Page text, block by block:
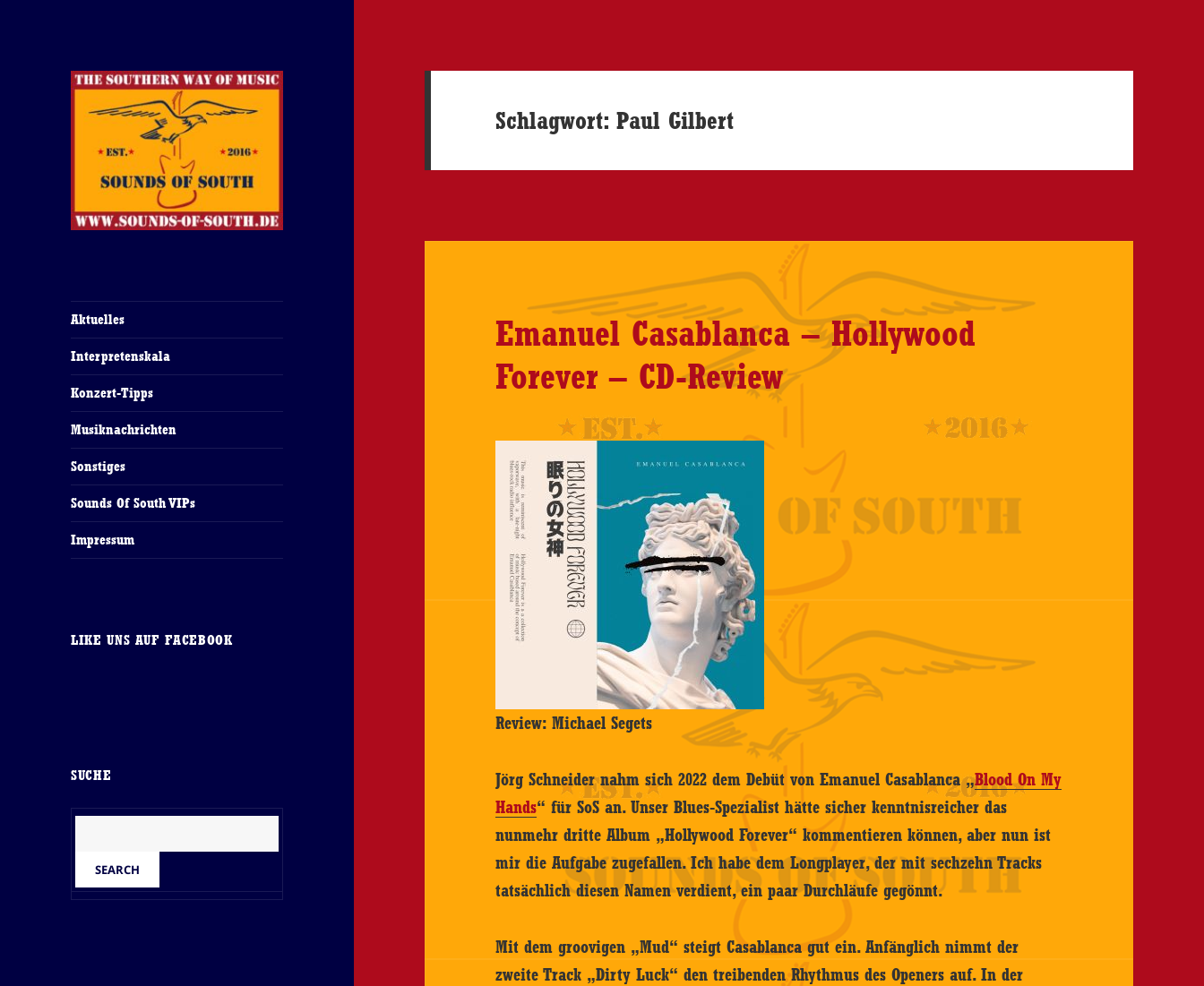
Aktuelles
Interpretenskala
Konzert-Tipps
Musiknachrichten
Sonstiges
Sounds Of South VIPs
Impressum
LIKE UNS AUF FACEBOOK
SUCHE
Schlagwort:Paul Gilbert
Emanuel Casablanca – Hollywood
Forever – CD-Review
Review: Michael Segets
Jörg Schneider nahm sich 2022 dem Debüt von Emanuel Casablanca „Blood On My
Hands“ für SoS an. Unser Blues-Spezialist hätte sicher kenntnisreicher das
nunmehr dritte Album „Hollywood Forever“ kommentieren können, aber nun ist
mir die Aufgabe zugefallen. Ich habe dem Longplayer, der mit sechzehn Tracks
tatsächlich diesen Namen verdient, ein paar Durchläufe gegönnt.
Mit dem groovigen „Mud“ steigt Casablanca gut ein. Anfänglich nimmt der
zweite Track „Dirty Luck“ den treibenden Rhythmus des Openers auf. In der